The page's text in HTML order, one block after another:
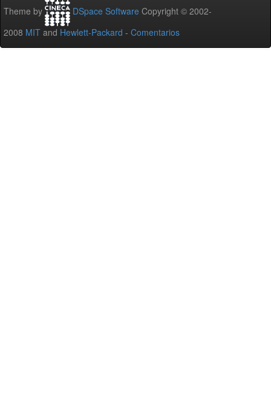
Theme by DSpace Software Copyright © 2002-
2008 MIT and Hewlett-Packard - Comentarios